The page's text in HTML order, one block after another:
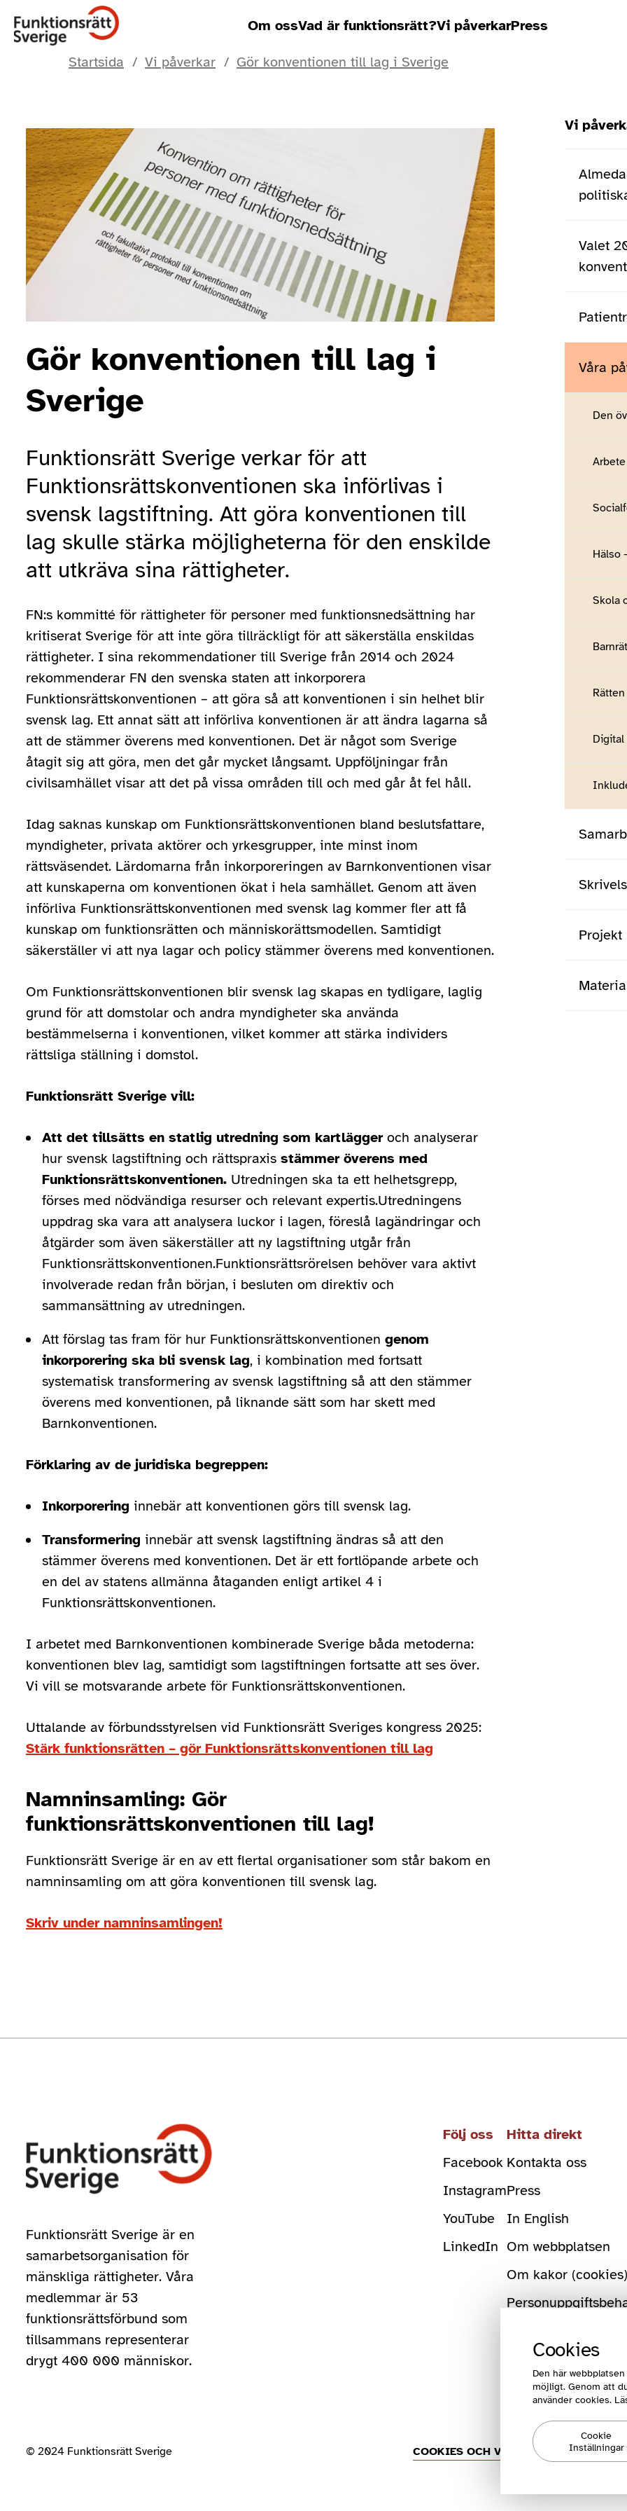
Cookies
Den här
möjligt. Genom att
använder cookies.
Cookie
Inställningar
Om ossVad är funktionsrätt?Vi påverkarPress
Startsida Vi påverkar Gör konventionen till lag i Sverige
Gör konventionen till lag i
Sverige
Funktionsrätt Sverige verkar för att
Funktionsrättskonventionen ska införlivas i
svensk lagstiftning. Att göra konventionen till
lag skulle stärka möjligheterna för den enskilde
att utkräva sina rättigheter.
FN:s kommitté för rättigheter för personer med funktionsnedsättning har
kritiserat Sverige för att inte göra tillräckligt för att säkerställa enskildas
rättigheter. I sina rekommendationer till Sverige från 2014 och 2024
rekommenderar FN den svenska staten att inkorporera
Funktionsrättskonventionen – att göra så att konventionen i sin helhet blir
svensk lag. Ett annat sätt att införliva konventionen är att ändra lagarna så
att de stämmer överens med konventionen. Det är något som Sverige
åtagit sig att göra, men det går mycket långsamt. Uppföljningar från
civilsamhället visar att det på vissa områden till och med går åt fel håll.
Idag saknas kunskap om Funktionsrättskonventionen bland beslutsfattare,
myndigheter, privata aktörer och yrkesgrupper, inte minst inom
rättsväsendet. Lärdomarna från inkorporeringen av Barnkonventionen visar
att kunskaperna om konventionen ökat i hela samhället. Genom att även
införliva Funktionsrättskonventionen med svensk lag kommer fler att få
kunskap om funktionsrätten och människorättsmodellen. Samtidigt
säkerställer vi att nya lagar och policy stämmer överens med konventionen.
Om Funktionsrättskonventionen blir svensk lag skapas en tydligare, laglig
grund för att domstolar och andra myndigheter ska använda
bestämmelserna i konventionen, vilket kommer att stärka individers
rättsliga ställning i domstol.
Funktionsrätt Sverige vill:
Att det tillsätts en statlig utredning som kartläggeroch analyserar
hur svensk lagstiftning och rättspraxis stämmer överens med
Funktionsrättskonventionen. Utredningen ska ta ett helhetsgrepp,
förses med nödvändiga resurser och relevant expertis.Utredningens
uppdrag ska vara att analysera luckor i lagen, föreslå lagändringar och
åtgärder som även säkerställer att ny lagstiftning utgår från
Funktionsrättskonventionen.Funktionsrättsrörelsen behöver vara aktivt
involverade redan från början, i besluten om direktiv och
sammansättning av utredningen.
Att förslag tas fram för hur Funktionsrättskonventionen genom
inkorporering ska bli svensk lag, i kombination med fortsatt
systematisk transformering av svensk lagstiftning så att den stämmer
överens med konventionen, på liknande sätt som har skett med
Barnkonventionen.
Förklaring av de juridiska begreppen:
Inkorporering innebär att konventionen görs till svensk lag.
Transformering innebär att svensk lagstiftning ändras så att den
stämmer överens med konventionen. Det är ett fortlöpande arbete och
en del av statens allmänna åtaganden enligt artikel 4 i
Funktionsrättskonventionen.
I arbetet med Barnkonventionen kombinerade Sverige båda metoderna:
konventionen blev lag, samtidigt som lagstiftningen fortsatte att ses över.
Vi vill se motsvarande arbete för Funktionsrättskonventionen.
Uttalande av förbundsstyrelsen vid Funktionsrätt Sveriges kongress 2025:
Stärk funktionsrätten – gör Funktionsrättskonventionen till lag
Namninsamling: Gör
funktionsrättskonventionen till lag!
Funktionsrätt Sverige är en av ett flertal organisationer som står bakom en
namninsamling om att göra konventionen till svensk lag.
Skriv under namninsamlingen!
Hoppa
Vi
Valet
Våra
Den
Hälso
Skola
Projekt
Funktionsrätt Sverige är en
samarbetsorganisation för
mänskliga rättigheter. Våra
medlemmar är 53
funktionsrättsförbund som
tillsammans representerar
drygt 400 000 människor.
Följ oss
Facebook
Instagram
YouTube
LinkedIn
Hitta direkt
Kontakta oss
Press
In English
Om webbplatsen
Om kakor (cookies)
© 2024 Funktionsrätt Sverige COOKIES OCH VILLKOR